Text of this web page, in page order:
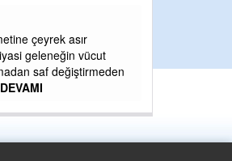
çeyrek asır
geleneğin vücut
saf değiştirmeden